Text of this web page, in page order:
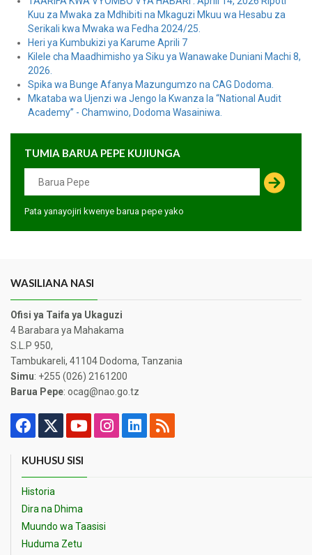
Kuu za Mwaka za Mdhibiti na Mkaguzi Mkuu wa Hesabu za
Serikali kwa Mwaka wa Fedha 2024/25.
Heri ya Kumbukizi ya Karume Aprili 7
Kilele cha Maadhimisho ya Siku ya Wanawake Duniani Machi 8,
2026.
Spika wa Bunge Afanya Mazungumzo na CAG Dodoma.
Mkataba wa Ujenzi wa Jengo la Kwanza la “National Audit
Academy” - Chamwino, Dodoma Wasainiwa.
TUMIA BARUA PEPE KUJIUNGA
Pata yanayojiri kwenye barua pepe yako
WASILIANA NASI
Ofisi ya Taifa ya Ukaguzi
4 Barabara ya Mahakama
S.L.P 950,
Tambukareli, 41104 Dodoma, Tanzania
Simu: +255 (026) 2161200
Barua Pepe: ocag@nao.go.tz
KUHUSU SISI
Historia
Dira na Dhima
Muundo wa Taasisi
Huduma Zetu